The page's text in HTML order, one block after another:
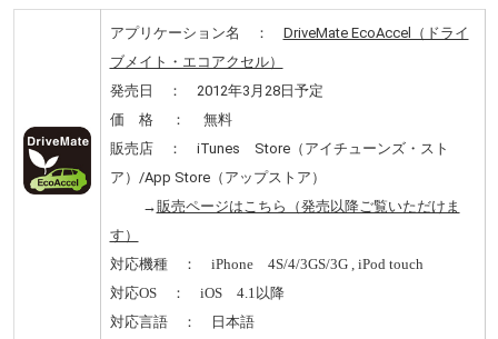
アプリケーション名 ： DriveMate EcoAccel（ドライ
ブメイト・エコアクセル）
発売日 ： 2012年3月28日予定
価 格 ： 無料
販売店 ： iTunes Store（アイチューンズ・スト
ア）/App Store（アップストア）
→販売ページはこちら（発売以降ご覧いただけま
す）
対応機種 ： iPhone 4S/4/3GS/3G , iPod touch
対応OS ： iOS 4.1以降
対応言語 ： 日本語